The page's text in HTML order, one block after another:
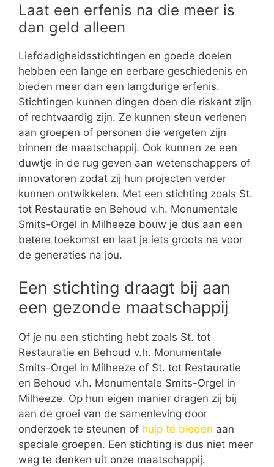
Laat een erfenis na die meer is
dan geld alleen
Liefdadigheidsstichtingen en goede doelen
hebben een lange en eerbare geschiedenis en
bieden meer dan een langdurige erfenis.
Stichtingen kunnen dingen doen die riskant zijn
of rechtvaardig zijn. Ze kunnen steun verlenen
aan groepen of personen die vergeten zijn
binnen de maatschappij. Ook kunnen ze een
duwtje in de rug geven aan wetenschappers of
innovatoren zodat zij hun projecten verder
kunnen ontwikkelen. Met een stichting zoals St.
tot Restauratie en Behoud v.h. Monumentale
Smits-Orgel in Milheeze bouw je dus aan een
betere toekomst en laat je iets groots na voor
de generaties na jou.
Een stichting draagt bij aan
een gezonde maatschappij
Of je nu een stichting hebt zoals St. tot
Restauratie en Behoud v.h. Monumentale
Smits-Orgel in Milheeze of St. tot Restauratie
en Behoud v.h. Monumentale Smits-Orgel in
Milheeze. Op hun eigen manier dragen zij bij
aan de groei van de samenleving door
onderzoek te steunen of hulp te bieden aan
speciale groepen. Een stichting is dus niet meer
weg te denken uit onze maatschappij.